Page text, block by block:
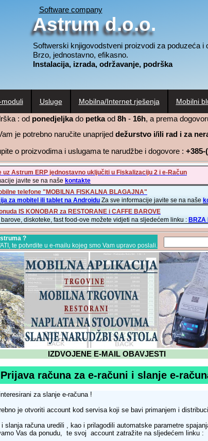
Software company
Astrum d.o.o.
Softwerski knjigovodstveni proizvodi za poduzeća i
Brzo, jednostavno, efikasno.
Instalacija, izrada, održavanje, podrška
moduli Usluge Mobilna/Internet rješenja Mobilni
: od ponedjeljkado petkaod 8h- 16h, a prema
je potrebno naručite unaprijed dežurstvo i/ili rad i za
o proizvodima i uslugama te narudžbe i dogovore : +385-
uz Astrum ERP jednostavno uključiti u Fiskalizaciju 2 i e-Račun
javite se na naše kontakte
telefone "MOBILNA FISKALNA BLAGAJNA"
za mobitel ili tablet na Androidu Za sve informacije javite se na naše
IS KONOBAR za RESTORANE i CAFFE BAROVE
diskoteke, fast food-ove možete vidjeti na sljedećem linku : BRZA
?
te potvrdite u e-mailu kojeg smo Vam upravo poslali.
IZDVOJENE E-MAIL OBAVJESTI
Prijava računa za e-računi i slanje e-
za slanje e-računa !
je otvoriti account kod servisa koji se bavi primanjem i
slanja računa uredili , kao i prilagodili automatske parametre
Vas da ponudu, te svoj account zatražite na sljedećem linku :